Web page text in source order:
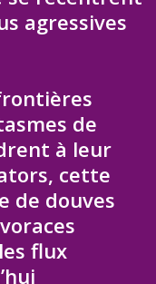
agressives
de
à leur
cette
de douves
flux